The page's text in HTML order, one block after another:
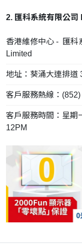
2. 匯科系統有限公
香港維修中心 - 匯科
Limited
地址：葵涌大連排道
客戶服務熱線：
客戶服務時間：星期
12PM